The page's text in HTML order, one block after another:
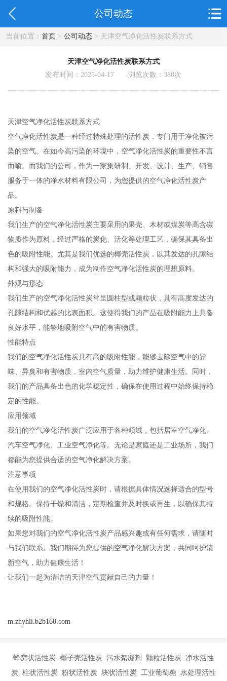
公司动态
当前位置： 首页> 公司动态> 天津空气净化活性炭联系方式
天津空气净化活性炭联系方式
发布时间：2025-04-17 浏览次数：380次
天津空气净化活性炭联系方式
空气净化活性炭是一种经过特殊处理的活性炭，专门用于净化被污
染的空气。在如今高污染的环境中，空气净化活性炭的重要性不言
而喻。而我们的公司，作为一家集研制、开发、设计、生产、销售
服务于一体的净水材料有限公司，为您提供的空气净化活性炭产
品。
原料与制备
我们生产的空气净化活性炭主要采用的果壳、木材或煤炭等高含碳
物质作为原料，经过严格的炭化、活化等处理工艺，确保其具备出
色的吸附性能。尤其是我们优选的椰壳活性炭，以其发达的孔隙结
构和强大的吸附能力，成为制作空气净化活性炭的理想原料。
外观与形态
我们生产的空气净化活性炭常呈圆柱型或颗粒状，具有高度发达的
孔隙结构和优越的比表面积。这使得我们的产品在吸附能力上具备
良好水平，能够地吸附空气中的有害物质。
性能特点
我们的空气净化活性炭具有高的吸附性能，能够去除空气中的异
味、异臭和有害物质，室内空气质量，助力维护健康生活。同时，
我们的产品具备出色的化学稳定性，确保在使用过程中始终保持稳
定的性能。
应用领域
我们的空气净化活性炭广泛应用于各种领域，包括居室空气净化、
汽车空气净化、工业空气净化等。无论是家庭还是工业场所，我们
都能为您提供合适的空气净化解决方案。
注意事项
在使用我们的空气净化活性炭时，请根据具体情况选择适合的型号
和规格。保持干燥和清洁，定期检查并及时换或再生，以确保其持
续的吸附性能。
如果您对我们的空气净化活性炭产品感兴趣或有任何需求，请随时
与我们联系。我们期待为您提供的空气净化解决方案，共同呵护清
新空气，助力健康生活！
让我们一起为清洁的天津空气贡献自己的力量！
m.zhyhli.b2b168.com
蜂窝状活性炭 椰子壳活性炭 污水絮凝剂 颗粒活性炭 净水活性
炭 柱状活性炭 粉状活性炭 块状活性炭 工业葡萄糖 水处理活性